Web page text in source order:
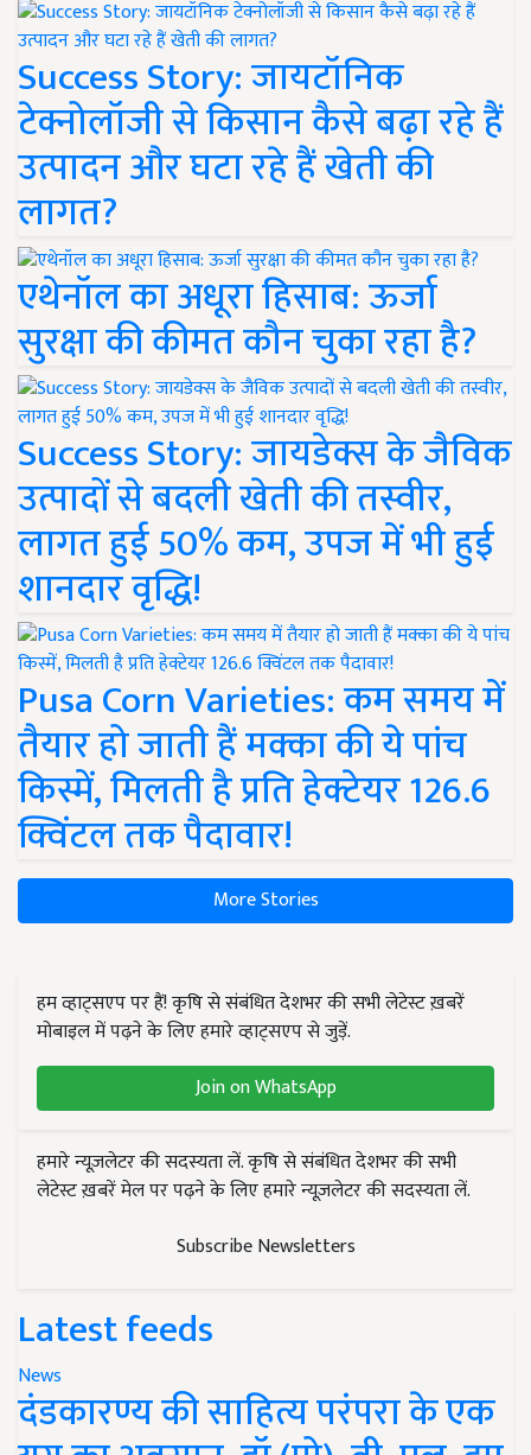
Success Story: जायटॉनिक
टेक्नोलॉजी से किसान कैसे बढ़ा रहे हैं
उत्पादन और घटा रहे हैं खेती की
लागत?
एथेनॉल का अधूरा हिसाब: ऊर्जा
सुरक्षा की कीमत कौन चुका रहा है?
Success Story: जायडेक्स के जैविक
उत्पादों से बदली खेती की तस्वीर,
लागत हुई 50% कम, उपज में भी हुई
शानदार वृद्धि!
Pusa Corn Varieties: कम समय में
तैयार हो जाती हैं मक्का की ये पांच
किस्में, मिलती है प्रति हेक्टेयर 126.6
क्विंटल तक पैदावार!
More Stories
हम व्हाट्सएप पर हैं! कृषि से संबंधित देशभर की सभी लेटेस्ट ख़बरें
मोबाइल में पढ़ने के लिए हमारे व्हाट्सएप से जुड़ें.
Join on WhatsApp
हमारे न्यूज़लेटर की सदस्यता लें. कृषि से संबंधित देशभर की सभी
लेटेस्ट ख़बरें मेल पर पढ़ने के लिए हमारे न्यूज़लेटर की सदस्यता लें.
Subscribe Newsletters
Latest feeds
News
दंडकारण्य की साहित्य परंपरा के एक